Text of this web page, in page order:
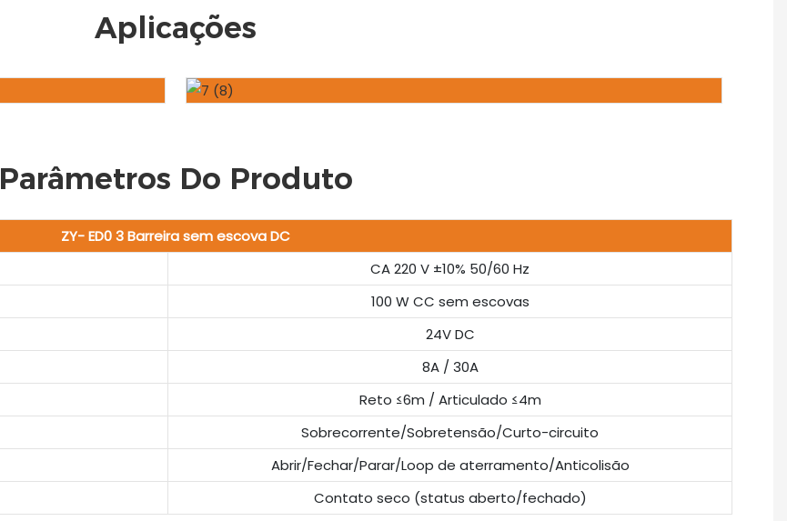
Aplicações
Parâmetros Do Produto
ZY-ED03Barreira sem escova DC
CA 220 V ±10% 50/60 Hz
100 W CC sem escovas
24V DC
8A / 30A
Reto ≤6m / Articulado ≤4m
Sobrecorrente/Sobretensão/Curto-circuito
Abrir/Fechar/Parar/Loop de aterramento/Anticolisão
Contato seco (status aberto/fechado)